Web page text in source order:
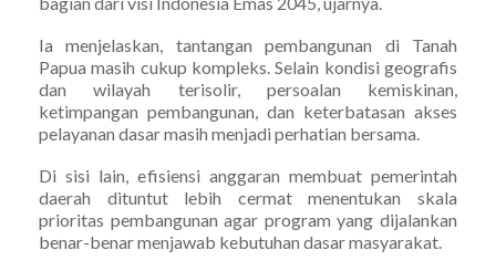
Ia menjelaskan, tantangan pembangunan di Tanah
Papua masih cukup kompleks. Selain kondisi geografis
dan wilayah terisolir, persoalan kemiskinan,
ketimpangan pembangunan, dan keterbatasan akses
pelayanan dasar masih menjadi perhatian bersama.
Di sisi lain, efisiensi anggaran membuat pemerintah
daerah dituntut lebih cermat menentukan skala
prioritas pembangunan agar program yang dijalankan
benar-benar menjawab kebutuhan dasar masyarakat.